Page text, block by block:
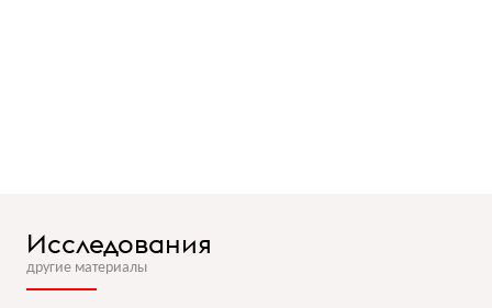
Исследования
другие материалы